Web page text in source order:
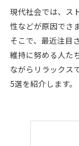
現代社会では、ス
性などが原因でさ
そこで、最近注目
維持に努める人た
ながらリラックス
5選を紹介します。